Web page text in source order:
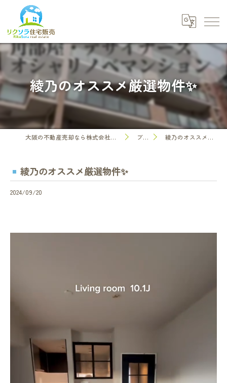
綾乃のオススメ厳選物件✨
大阪の不動産売却なら株式会社リクソラ住宅販売 ブログ 綾乃のオススメ厳選物件✨
綾乃のオススメ厳選物件✨
2024/09/20